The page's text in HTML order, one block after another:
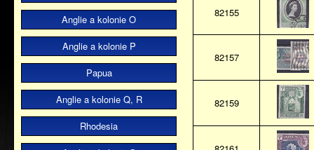
Anglie a kolonie O
Anglie a kolonie P
Papua
Anglie a kolonie Q, R
Rhodesia
82155
82157
82159